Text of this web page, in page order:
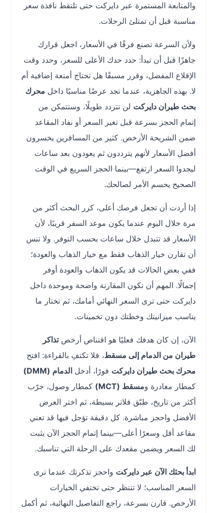
والمتابعة المستمرة عبر دايركت حتى تلتقط نافذة سعر
مناسبة قبل أن تمتلئ الرحلات.
ولأن السرعة تصنع فرقًا في الأسعار، اجعل قرارك
جاهزًا قبل أن تبدأ: حدد حدك الأعلى للسعر، وحدد وقت
الإقلاع المفضل، وقرر مسبقًا هل تحتاج أمتعة إضافية أم
لا. بهذه الجاهزية، عندما تجد عرضًا مناسبًا داخل محرك
بحث طيران دايركتلن تتردد طويلًا، وستتمكن من
إتمام الحجز بسرعة قبل تغير السعر أو نفاد المقاعد
ضمن الشريحة الأرخص. كثير من المسافرين يخسرون
أفضل الأسعار لأنهم يترددون ثم يعودون بعد ساعات
ليجدوا السعر ارتفع—بينما الحجز السريع في الوقت
الصحيح يحسم الأمر لصالحك.
إذا أردت أن تجعل فرصك أعلى، كرر البحث أكثر من
مرة خلال اليوم عندما يكون موعد السفر قريبًا، لأن
الأسعار قد تتبدل خلال ساعات بحسب التوفر. ولا تنس
أن تقارن خيار الذهاب فقط مع خيار الذهاب والعودة؛
ففي بعض الحالات قد يكون الذهاب والعودة أوفر
إجمالًا. المهم أن تكون المقارنة واضحة وموحدة داخل
دايركت حتى ترى السعر النهائي أمامك، ثم تختار ما
يناسب ميزانيتك وخطتك دون تخمينات.
الآن، إن كان هدفك فعليًا هو اقتناص أرخص تذاكر
طيران من الدمام إلى مسقط، فلا تكتفِ بالقراءة: افتح
محرك بحث طيران دايركتفورًا، أدخل الدمام (DMM)
كمطار مغادرة ومسقط (MCT)
كمطار وصول، جرّب
أكثر من تاريخ، طبّق فلاتر بسيطة، ثم اختر العرض
الأفضل واحجز مباشرة. كل دقيقة تؤجل فيها قد تعني
مقاعد أقل وسعرًا أعلى—بينما إتمام الحجز الآن يثبت
لك السعر ويضمن مقعدك على الرحلة التي تناسبك.
ابدأ بحثك الآن عبر دايركتواحجز تذكرتك عندما ترى
السعر المناسب؛ لا تنتظر حتى تختفي الخيارات
الأرخص. قارن بسرعة، راجع التفاصيل النهائية، ثم أكمل